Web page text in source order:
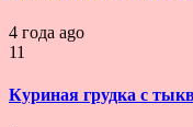
4 года ago
11
Куриная грудка с